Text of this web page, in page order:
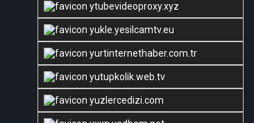
ytubevideoproxy.xyz
yukle.yesilcamtv.eu
yurtinternethaber.com.tr
yutupkolik.web.tv
yuzlercedizi.com